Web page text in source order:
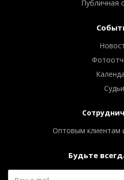
Публичная
Судьи
Оптовым клиентам
Будьте